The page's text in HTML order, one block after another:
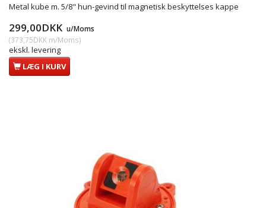
Metal kube m. 5/8" hun-gevind til magnetisk beskyttelses kappe
299,00DKK u/Moms
(373,75DKK m/Moms)
ekskl. levering
LÆG I KURV